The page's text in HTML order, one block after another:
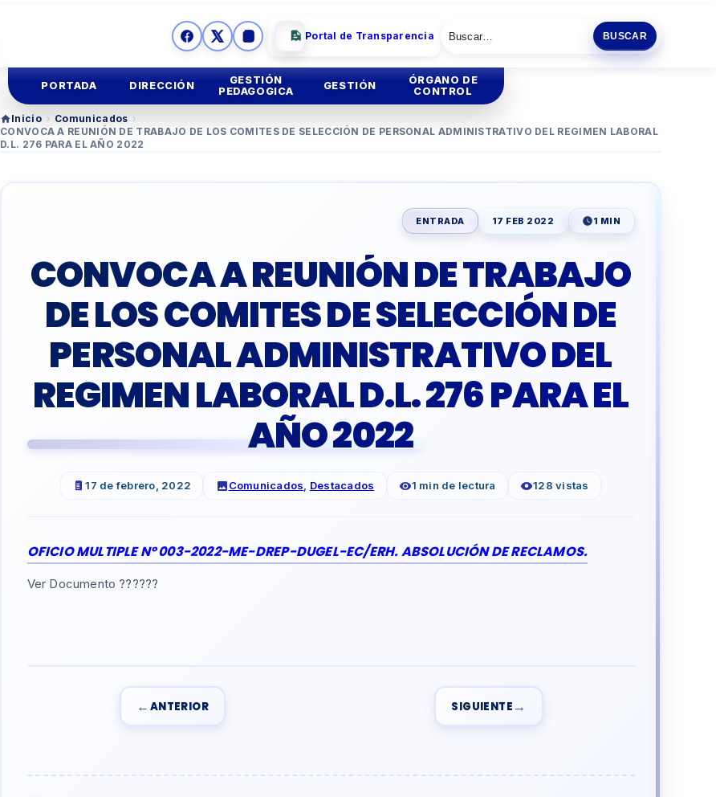
Portal de Transparencia BUSCAR
PORTADA DIRECCIÓN
Mision yVision
GESTIÓN
PEDAGOGICA
EducaciónPrimaria
TUTORIA Y CONVIVENCIAESCOLAR
EDUCACIÓN TÉCNICOPRODUCTIVA
TALLERDOCENTES
GESTIÓN
Gestión Institucional
ÓRGANO DE
CONTROL
Inicio › Comunicados ›
CONVOCA A REUNIÓN DE TRABAJO DE LOS COMITES DE SELECCIÓN DE PERSONAL ADMINISTRATIVO DEL REGIMEN LABORAL
D.L. 276 PARA EL AÑO 2022
ENTRADA 17 FEB 2022 1 MIN
CONVOCA A REUNIÓN DE TRABAJO
DE LOS COMITES DE SELECCIÓN DE
PERSONAL ADMINISTRATIVO DEL
REGIMEN LABORAL D.L. 276 PARA EL
AÑO 2022
17 de febrero, 2022 Comunicados Destacados 1 min de lectura 128 vistas
OFICIO MULTIPLE Nº 003-2022-ME-DREP-DUGEL-EC/ERH. ABSOLUCIÓN DE RECLAMOS.
Ver Documento ??????
← ANTERIOR SIGUIENTE →